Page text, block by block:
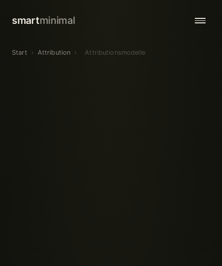
smartminimal
Start › Attribution › Attributionsmodelle